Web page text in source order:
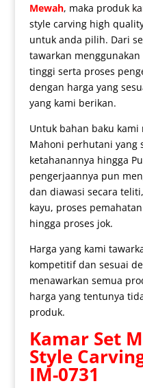
Mewah, maka produk
style carving high
untuk anda pilih. Dari
tawarkan
tinggi serta proses
dengan harga yang
yang kami berikan.
Untuk bahan baku kami
Mahoni perhutani yang
ketahanannya hingga
pengerjaannya pun
dan diawasi secara
kayu, proses
hingga proses jok.
Harga yang kami
kompetitif dan sesuai
menawarkan semua
harga yang tentunya
produk.
Kamar Set
Style
IM-0731